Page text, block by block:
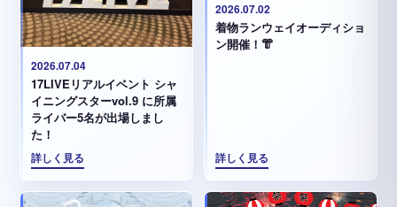
2026.07.04
17LIVEリアルイベント シャ
イニングスターvol.9 に所属
ライバー5名が出場しまし
た！
詳しく見る
2026.07.02
着物ランウェイオーディショ
ン開催！👘
詳しく見る